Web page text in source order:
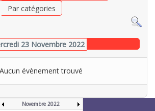
Par catégories
23 Novembre 2022
Aucun évènement trouvé
Novembre 2022